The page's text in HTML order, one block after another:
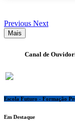
Previous Next
Mais
Canal de
Escola Futuro - Formação
Em Destaque